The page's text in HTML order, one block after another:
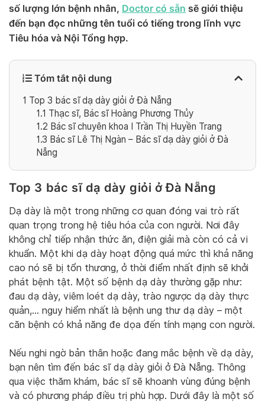
số lượng lớn bệnh nhân, Doctor có sẵn sẽ giới thiệu
đến bạn đọc những tên tuổi có tiếng trong lĩnh vực
Tiêu hóa và Nội Tổng hợp.
Tóm tắt nội dung
1 Top 3 bác sĩ dạ dày giỏi ở Đà Nẵng
1.1 Thạc sĩ, Bác sĩ Hoàng Phương Thủy
1.2 Bác sĩ chuyên khoa I Trần Thị Huyền Trang
1.3 Bác sĩ Lê Thị Ngàn – Bác sĩ dạ dày giỏi ở Đà
Nẵng
Top 3 bác sĩ dạ dày giỏi ở Đà Nẵng
Dạ dày là một trong những cơ quan đóng vai trò rất
quan trọng trong hệ tiêu hóa của con người. Nơi đây
không chỉ tiếp nhận thức ăn, điện giải mà còn có cả vi
khuẩn. Một khi dạ dày hoạt động quá mức thì khả năng
cao nó sẽ bị tổn thương, ở thời điểm nhất định sẽ khởi
phát bệnh tật. Một số bệnh dạ dày thường gặp như:
đau dạ dày, viêm loét dạ dày, trào ngược dạ dày thực
quản,… nguy hiểm nhất là bệnh ung thư dạ dày – một
căn bệnh có khả năng đe dọa đến tính mạng con người.
Nếu nghi ngờ bản thân hoặc đang mắc bệnh về dạ dày,
bạn nên tìm đến bác sĩ dạ dày giỏi ở Đà Nẵng. Thông
qua việc thăm khám, bác sĩ sẽ khoanh vùng đúng bệnh
và có phương pháp điều trị phù hợp. Dưới đây là một số